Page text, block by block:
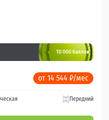
10 000 баллов
от 14 544 ₽/мес
Передний